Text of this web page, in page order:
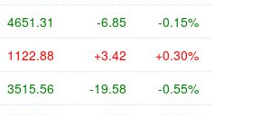
4651.31 -6.85 -0.15%
1122.88 +3.42 +0.30%
3515.56 -19.58 -0.55%